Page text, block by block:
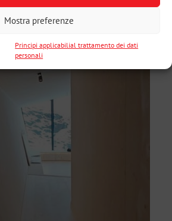
Mostra preferenze
Principi applicabilial trattamento dei dati
personali